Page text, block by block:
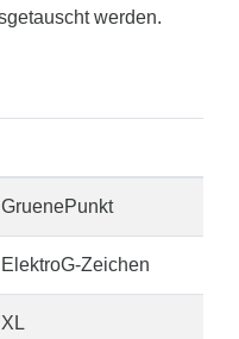
werden.
GruenePunkt
ElektroG-Zeichen
XL